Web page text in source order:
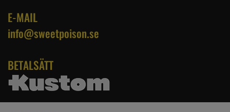
E-MAIL
info@sweetpoison.se
BETALSÄTT